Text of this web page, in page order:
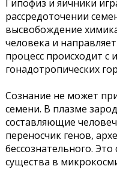
Гипофиз и яичники
рассредоточении
высвобождение
человека и
процесс происходит с
гонадотропических
Сознание не может
семени. В плазме
составляющие
переносчик генов,
бессознательного.
существа в